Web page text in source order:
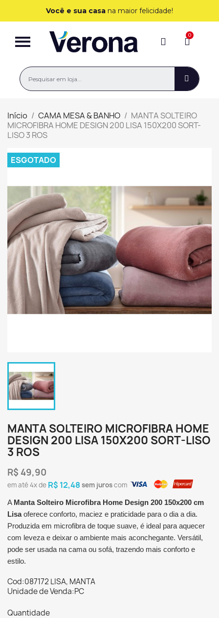
Você e sua casa na maior felicidade!
Início CAMA MESA & BANHO
MANTA SOLTEIRO
MICROFIBRA HOME DESIGN 200 LISA 150X200 SORT-
LISO 3 ROS
ESGOTADO
MANTA SOLTEIRO MICROFIBRA HOME
DESIGN 200 LISA 150X200 SORT-LISO
3 ROS
R$ 49,90
em até4xde R$ 12,48sem juroscom
A Manta Solteiro Microfibra Home Design 200 150x200 cm
Lisaoferece conforto, maciez e praticidade para o dia a dia.
Produzida em microfibra de toque suave, é ideal para aquecer
com leveza e deixar o ambiente mais aconchegante. Versátil,
pode ser usada na cama ou sofá, trazendo mais conforto e
estilo.
Cod:087172 LISA, MANTA
Unidade de Venda:PC
Quantidade